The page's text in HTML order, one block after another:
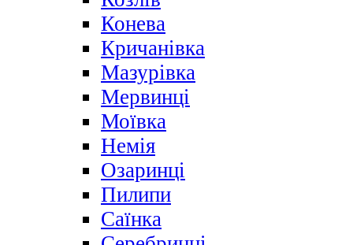
Конева
Кричанівка
Мазурівка
Мервинці
Моївка
Немія
Озаринці
Пилипи
Саїнка